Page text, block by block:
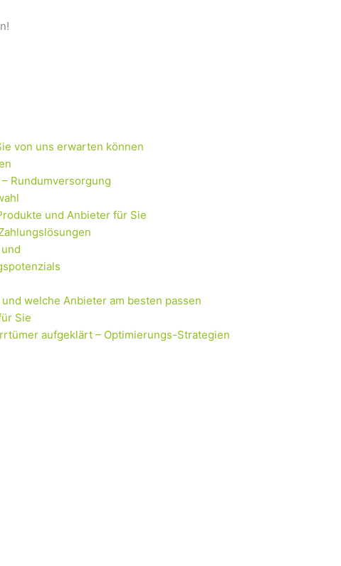
von uns erwarten können
Rundumversorgung
und Anbieter für Sie
welche Anbieter am besten passen
Sie
aufgeklärt – Optimierungs-Strategien